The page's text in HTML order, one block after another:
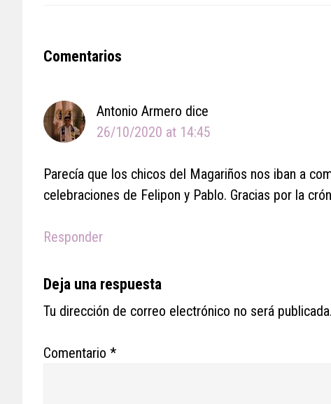
Reader
Comentarios
Antonio Armero dice
26/10/2020 at 14:45
Parecía que los chicos del Magariños nos iban a
celebraciones de Felipon y Pablo. Gracias por la
Responder
Deja una respuesta
Tu dirección de correo electrónico no será publicada.
Comentario *